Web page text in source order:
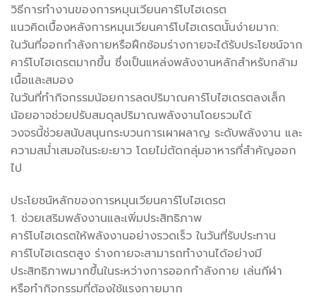
วิธีการทำงานของการหมุนเวียนคาร์โบไฮเดรต
แนวคิดเบื้องหลังการหมุนเวียนคาร์โบไฮเดรตนั้นง่ายมาก:
ในวันที่ออกกำลังกายหรือฝึกซ้อมร่างกายจะได้รับประโยชน์จาก
คาร์โบไฮเดรตมากขึ้น ซึ่งเป็นแหล่งพลังงานหลักสำหรับกล้าม
เนื้อและสมอง
ในวันที่ทำกิจกรรมน้อยการลดปริมาณคาร์โบไฮเดรตลงเล็ก
น้อยอาจช่วยปรับสมดุลปริมาณพลังงานโดยรวมได้
วงจรนี้ช่วยสนับสนุนกระบวนการเผาผลาญ ระดับพลังงาน และ
ความสม่ำเสมอในระยะยาว โดยไม่ตัดกลุ่มอาหารที่สำคัญออก
ไป
ประโยชน์หลักของการหมุนเวียนคาร์โบไฮเดรต
1. ช่วยเสริมพลังงานและเพิ่มประสิทธิภาพ
คาร์โบไฮเดรตให้พลังงานอย่างรวดเร็ว ในวันที่รับประทาน
คาร์โบไฮเดรตสูง ร่างกายจะสามารถทำงานได้อย่างมี
ประสิทธิภาพมากขึ้นในระหว่างการออกกำลังกาย เล่นกีฬา
หรือทำกิจกรรมที่ต้องใช้แรงกายมาก